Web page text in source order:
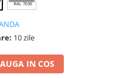
10 zile
IN COS